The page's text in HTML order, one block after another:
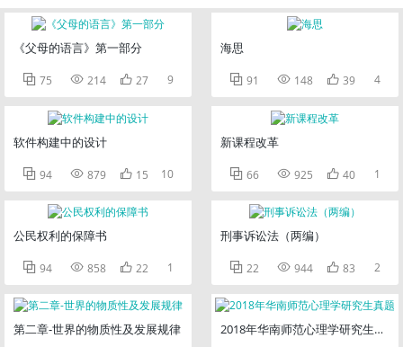
《父母的语言》第一部分
 75  214  27 9
软件构建中的设计
 94  879  15 10
公民权利的保障书
 94  858  22 1
第二章-世界的物质性及发展规律
海思
 91  148  39 4
新课程改革
 66  925  40 1
刑事诉讼法（两编）
 22  944  83 2
2018年华南师范心理学研究生真题